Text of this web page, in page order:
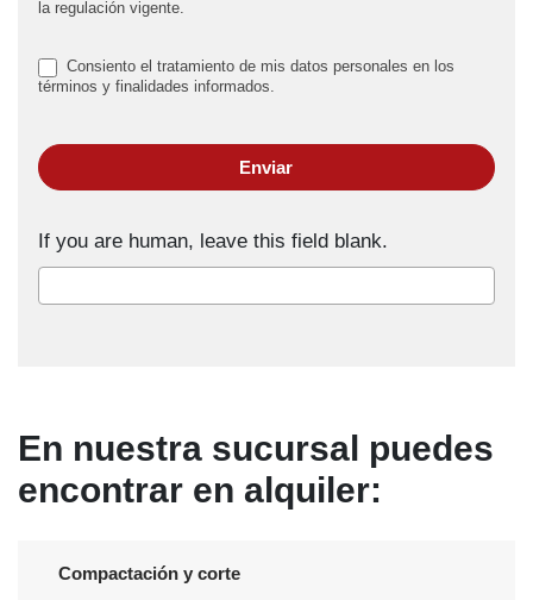
la regulación vigente.
Consiento el tratamiento de mis datos personales en los
términos y finalidades informados.
Enviar
If you are human, leave this field blank.
En nuestra sucursal puedes
encontrar en alquiler:
Compactación y corte